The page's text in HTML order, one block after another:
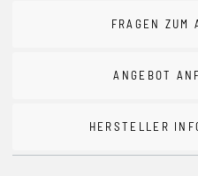
FRAGEN ZUM
ANGEBOT
HERSTELLER